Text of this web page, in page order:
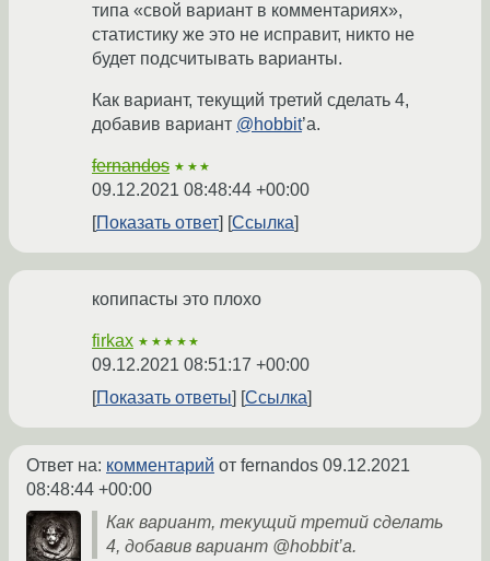
типа «свой вариант в комментариях»,
статистику же это не исправит, никто не
будет подсчитывать варианты.
Как вариант, текущий третий сделать 4,
добавив вариант @hobbit’a.
fernandos ★★★
09.12.2021 08:48:44 +00:00
Показать ответ
Ссылка
копипасты это плохо
firkax ★★★★★
09.12.2021 08:51:17 +00:00
Показать ответы
Ссылка
Ответ на: комментарий от fernandos 09.12.2021
08:48:44 +00:00
Как вариант, текущий третий сделать
4, добавив вариант @hobbit’a.